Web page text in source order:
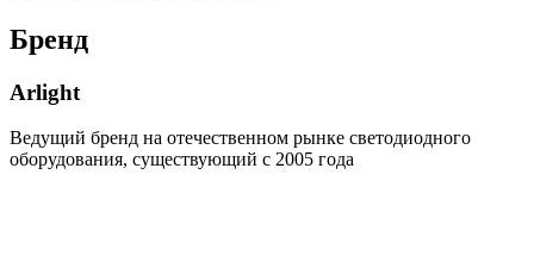
Бренд
Arlight
Ведущий бренд на отечественном рынке светодиодного
оборудования, существующий с 2005 года